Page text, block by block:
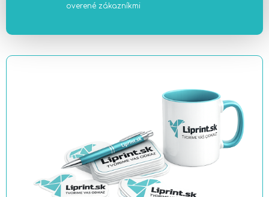
overené zákazníkmi